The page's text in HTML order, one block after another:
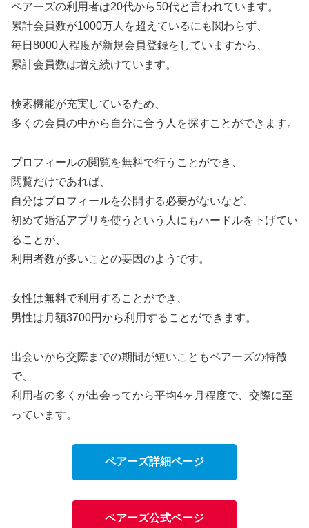
ペアーズの利用者は20代から50代と言われています。
累計会員数が1000万人を超えているにも関わらず、
毎日8000人程度が新規会員登録をしていますから、
累計会員数は増え続けています。
検索機能が充実しているため、
多くの会員の中から自分に合う人を探すことができます。
プロフィールの閲覧を無料で行うことができ、
閲覧だけであれば、
自分はプロフィールを公開する必要がないなど、
初めて婚活アプリを使うという人にもハードルを下げてい
ることが、
利用者数が多いことの要因のようです。
女性は無料で利用することができ、
男性は月額3700円から利用することができます。
出会いから交際までの期間が短いこともペアーズの特徴
で、
利用者の多くが出会ってから平均4ヶ月程度で、交際に至
っています。
ペアーズ詳細ページ
ペアーズ公式ページ